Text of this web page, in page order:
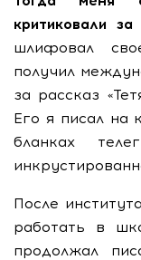
критиковали
шлифовал
получил
за рассказ
Его я писал на
бланках
После
работать в
продолжал